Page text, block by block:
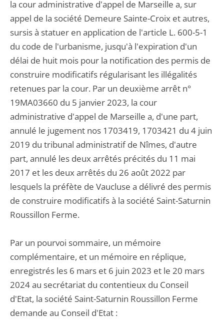
la cour administrative d'appel de Marseille a, sur
appel de la société Demeure Sainte-Croix et autres,
sursis à statuer en application de l'article L. 600-5-1
du code de l'urbanisme, jusqu'à l'expiration d'un
délai de huit mois pour la notification des permis de
construire modificatifs régularisant les illégalités
retenues par la cour. Par un deuxième arrêt n°
19MA03660 du 5 janvier 2023, la cour
administrative d'appel de Marseille a, d'une part,
annulé le jugement nos 1703419, 1703421 du 4 juin
2019 du tribunal administratif de Nîmes, d'autre
part, annulé les deux arrêtés précités du 11 mai
2017 et les deux arrêtés du 26 août 2022 par
lesquels la préfète de Vaucluse a délivré des permis
de construire modificatifs à la société Saint-Saturnin
Roussillon Ferme.
Par un pourvoi sommaire, un mémoire
complémentaire, et un mémoire en réplique,
enregistrés les 6 mars et 6 juin 2023 et le 20 mars
2024 au secrétariat du contentieux du Conseil
d'Etat, la société Saint-Saturnin Roussillon Ferme
demande au Conseil d'Etat :